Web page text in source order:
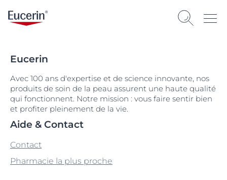
Eucerin
Avec 100 ans d'expertise et de science innovante, nos
produits de soin de la peau assurent une haute qualité
qui fonctionnent. Notre mission : vous faire sentir bien
et profiter pleinement de la vie.
Aide & Contact
Contact
Pharmacie la plus proche